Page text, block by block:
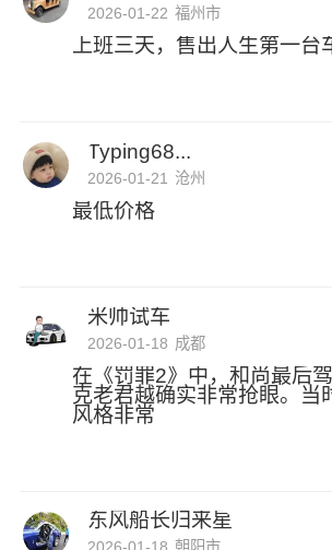
2026-01-22 福州市
上班三天，售出人生第一台
Typing68...
2026-01-21 沧州
最低价格
米帅试车
2026-01-18 成都
在《罚罪2》中，和尚最后
克老君越确实非常抢眼。当
风格非常
东风船长归来星